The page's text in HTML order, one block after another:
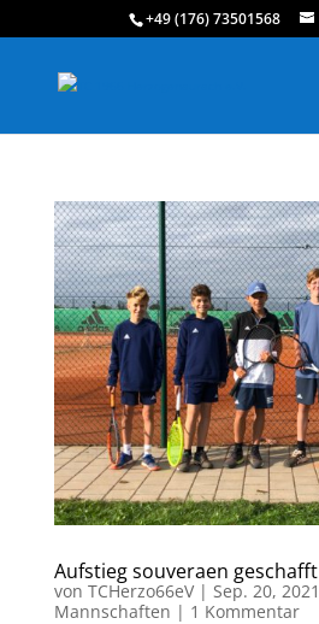
+49 (176) 73501568
Aufstieg souveraen geschafft
von TCHerzo66eV| Sep. 20, 2021
Mannschaften | 1 Kommentar